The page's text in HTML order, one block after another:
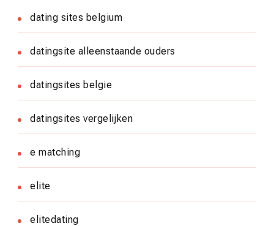
dating sites belgium
datingsite alleenstaande ouders
datingsites belgie
datingsites vergelijken
e matching
elite
elitedating